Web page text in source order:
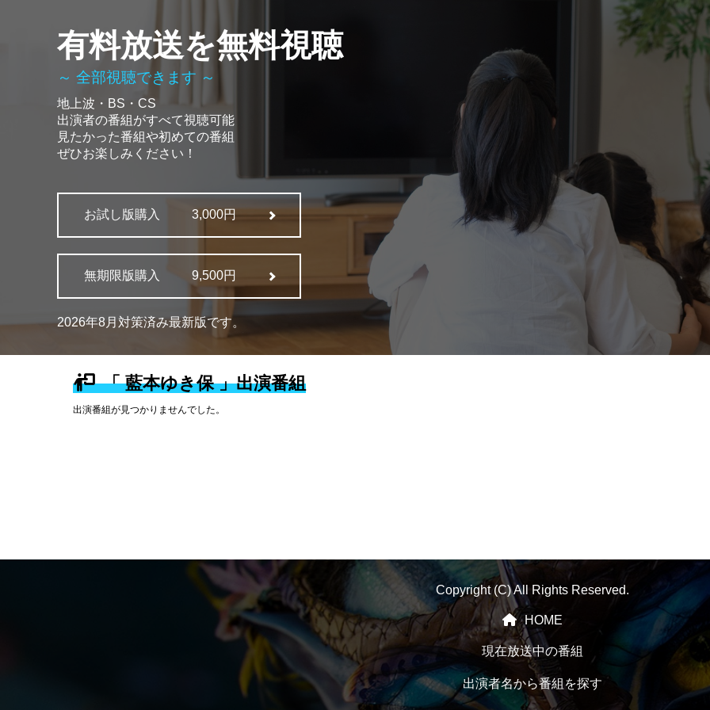
有料放送を無料視聴
～ 全部視聴できます ～
地上波・BS・CS
出演者の番組がすべて視聴可能
見たかった番組や初めての番組
ぜひお楽しみください！
お試し版購入 3,000円
無期限版購入 9,500円
2026年8月対策済み最新版です。
「 藍本ゆき保 」出演番組
出演番組が見つかりませんでした。
Copyright (C) All Rights Reserved.
HOME
現在放送中の番組
出演者名から番組を探す